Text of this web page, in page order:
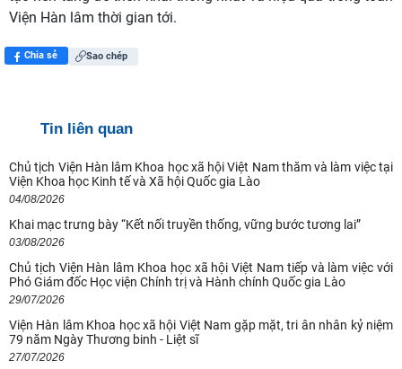
Viện Hàn lâm thời gian tới.
Chia sẻ Sao chép
Tin liên quan
Chủ tịch Viện Hàn lâm Khoa học xã hội Việt Nam thăm và làm việc tại
Viện Khoa học Kinh tế và Xã hội Quốc gia Lào
04/08/2026
Khai mạc trưng bày “Kết nối truyền thống, vững bước tương lai”
03/08/2026
Chủ tịch Viện Hàn lâm Khoa học xã hội Việt Nam tiếp và làm việc với
Phó Giám đốc Học viện Chính trị và Hành chính Quốc gia Lào
29/07/2026
Viện Hàn lâm Khoa học xã hội Việt Nam gặp mặt, tri ân nhân kỷ niệm
79 năm Ngày Thương binh - Liệt sĩ
27/07/2026
Quan điểm của Chủ tịch Hồ Chí Minh về lợi ích, nguyên tắc, bản chất,
cách tổ chức và quản lý của
Kế hoạch hành động 100 ngày tập trung xử lý các điểm nghẽn về
chuyển đổi số trong các cơ quan Đảng
Hội thảo khoa học quốc tế: “Nền kinh tế độc lập, tự chủ: Sáng kiến của
Cộng hòa Dân chủ Nhân dân